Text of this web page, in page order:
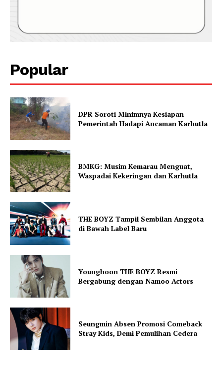
Popular
DPR Soroti Minimnya Kesiapan
Pemerintah Hadapi Ancaman Karhutla
BMKG: Musim Kemarau Menguat,
Waspadai Kekeringan dan Karhutla
THE BOYZ Tampil Sembilan Anggota
di Bawah Label Baru
Younghoon THE BOYZ Resmi
Bergabung dengan Namoo Actors
Seungmin Absen Promosi Comeback
Stray Kids, Demi Pemulihan Cedera